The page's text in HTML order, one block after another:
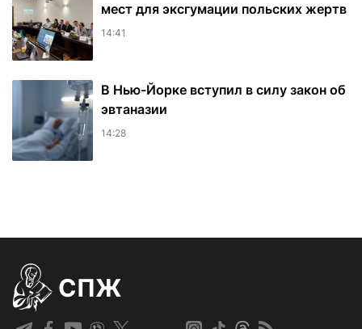
мест для эксгумации польских жертв
14:41
В Нью-Йорке вступил в силу закон об
эвтаназии
14:28
СПЖ